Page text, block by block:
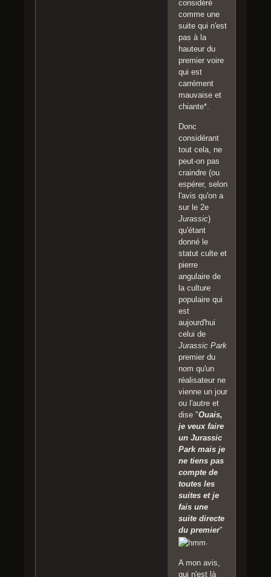
considéré
comme une
suite qui n'est
pas à la
hauteur du
premier voire
qui est
carrément
mauvaise et
chiante*.
Donc
considérant
tout cela, ne
peut-on pas
craindre (ou
espérer, selon
l'avis qu'on a
sur le 2e
Jurassic)
qu'étant
donné le
statut culte et
pierre
angulaire de
la culture
populaire qui
est
aujourd'hui
celui de
Jurassic Park
premier du
nom qu'un
réalisateur ne
vienne un jour
ou l'autre et
dise "Ouais,
je veux faire
un Jurassic
Park mais je
ne tiens pas
compte de
toutes les
suites et je
fais une
suite directe
du premier"
A mon avis,
qui n'est là